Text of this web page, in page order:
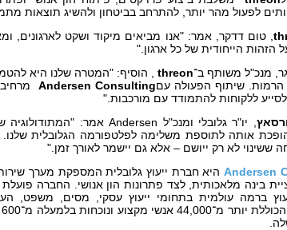
לפעול מהר יותר, להתרחב בביטחון ולהשיג תוצאות
, טום דדקר, אמר: "אנו מביאים מיקוד ושקט לארגונים,
הזהות הייחודית של כל ארגון."
מנכ"ל משותף ב־threon
, הוסיף: "המטרה שלנו היא
הרמות. שיתוף הפעולה עםAndersen Consulting
לסייע ללקוחות להתמודד עם מורכבות ."
יו"ר גלובלי ומנכ"ל Andersen אמר: "המתודולוגיה
אותה לתוספת משלימה לפלטפורמה הגלובלית
ששינוי לא רק ייושם – אלא גם יישמר לאורך זמן."
Andersen היא חברת ייעוץ גלובלית המספקת מערך
בינה מלאכותית, לצד פתרונות הון אנושי. החברה
ברמה עולמית בתחומי ייעוץ עסקי, מסים, משפט,